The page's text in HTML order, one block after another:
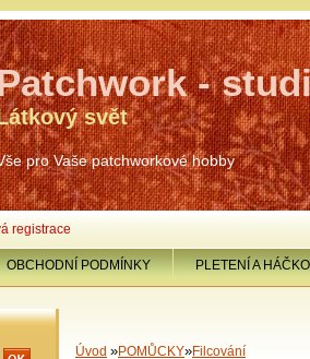
-
svět
pro Vaše patchworkové hobby
registrace
OBCHODNÍ PODMÍNKY PLETENÍ A
Úvod »POMŮCKY»Filcování